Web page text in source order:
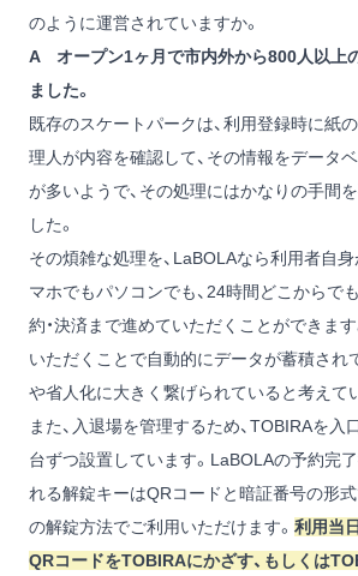
のように運営されていますか。
A オープン1ヶ月で市内外から800人以上
ました。
既存のスケートパークは、利用登録時に紙
理人が内容を確認して、その情報をデータ
が多いようで、その処理にはかなりの手間
した。
その煩雑な処理を、LaBOLAなら利用者自身
マホでもパソコンでも、24時間どこからで
約・決済まで進めていただくことができま
いただくことで自動的にデータが蓄積され
や省人化に大きく繋げられていると考えて
また、入退場を管理するため、TOBIRAを入
台ずつ設置しています。LaBOLAの予約完
れる解錠キーはQRコードと暗証番号の形式
の解錠方法でご利用いただけます。 利用当
QRコードをTOBIRAにかざす、もしくは